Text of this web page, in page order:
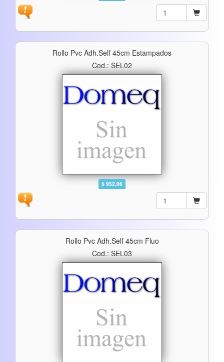
Rollo Pvc Adh.self 45cm Estampados
Cod.: SEL02
$ 952,06
Rollo Pvc Adh.self 45cm Fluo
Cod.: SEL03